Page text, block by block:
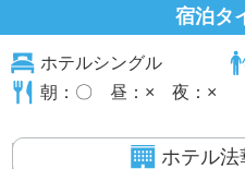
宿泊タ
ホテルシングル
朝：〇 昼：× 夜：×
ホテル